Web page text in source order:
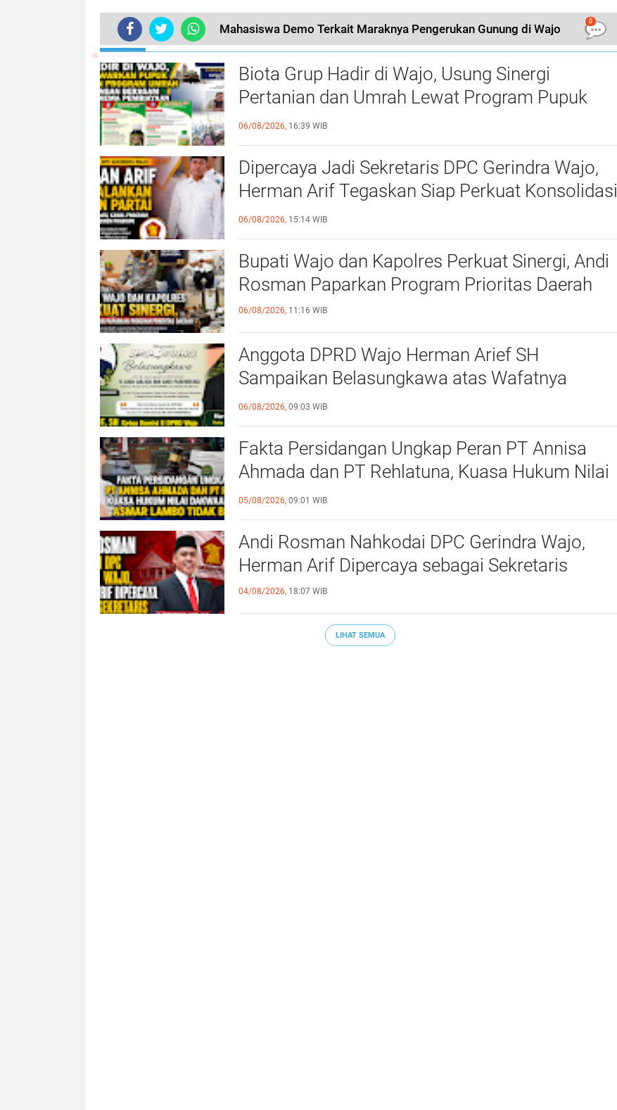
Mahasiswa Demo Terkait Maraknya Pengerukan Gunung di Wajo
0
TERKINI
Biota Grup Hadir di Wajo, Usung Sinergi
Pertanian dan Umrah Lewat Program Pupuk
Berhadiah DP Umrah
06/08/2026, 16:39 WIB
Dipercaya Jadi Sekretaris DPC Gerindra Wajo,
Herman Arif Tegaskan Siap Perkuat Konsolidasi
Partai
06/08/2026, 15:14 WIB
Bupati Wajo dan Kapolres Perkuat Sinergi, Andi
Rosman Paparkan Program Prioritas Daerah
06/08/2026, 11:16 WIB
Anggota DPRD Wajo Herman Arief SH
Sampaikan Belasungkawa atas Wafatnya
Ayahanda Kepala Desa Salobulo
06/08/2026, 09:03 WIB
Fakta Persidangan Ungkap Peran PT Annisa
Ahmada dan PT Rehlatuna, Kuasa Hukum Nilai
Dakwaan terhadap Asmar Lambo Tidak
Berdasar
05/08/2026, 09:01 WIB
Andi Rosman Nahkodai DPC Gerindra Wajo,
Herman Arif Dipercaya sebagai Sekretaris
04/08/2026, 18:07 WIB
LIHAT SEMUA